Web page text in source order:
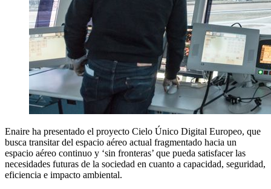
Enaire ha presentado el proyecto Cielo Único Digital Europeo, que
busca transitar del espacio aéreo actual fragmentado hacia un
espacio aéreo continuo y ‘sin fronteras’ que pueda satisfacer las
necesidades futuras de la sociedad en cuanto a capacidad, seguridad,
eficiencia e impacto ambiental.